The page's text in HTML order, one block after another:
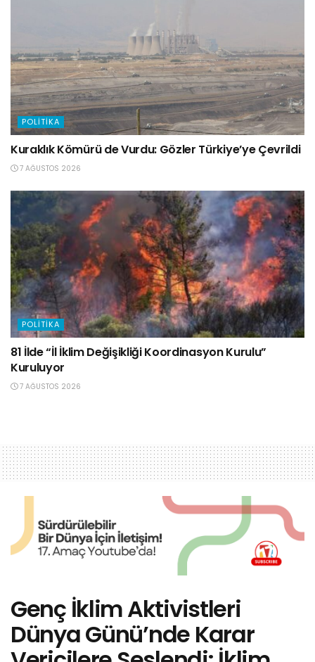
POLITIKA
Kuraklık Kömürü de Vurdu: Gözler Türkiye’ye Çevrildi
7 AĞUSTOS 2026
POLITIKA
81 İlde “İl İklim Değişikliği Koordinasyon Kurulu”
Kuruluyor
7 AĞUSTOS 2026
Genç İklim Aktivistleri
Dünya Günü’nde Karar